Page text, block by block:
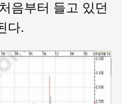
음부터 들고 있던
다.